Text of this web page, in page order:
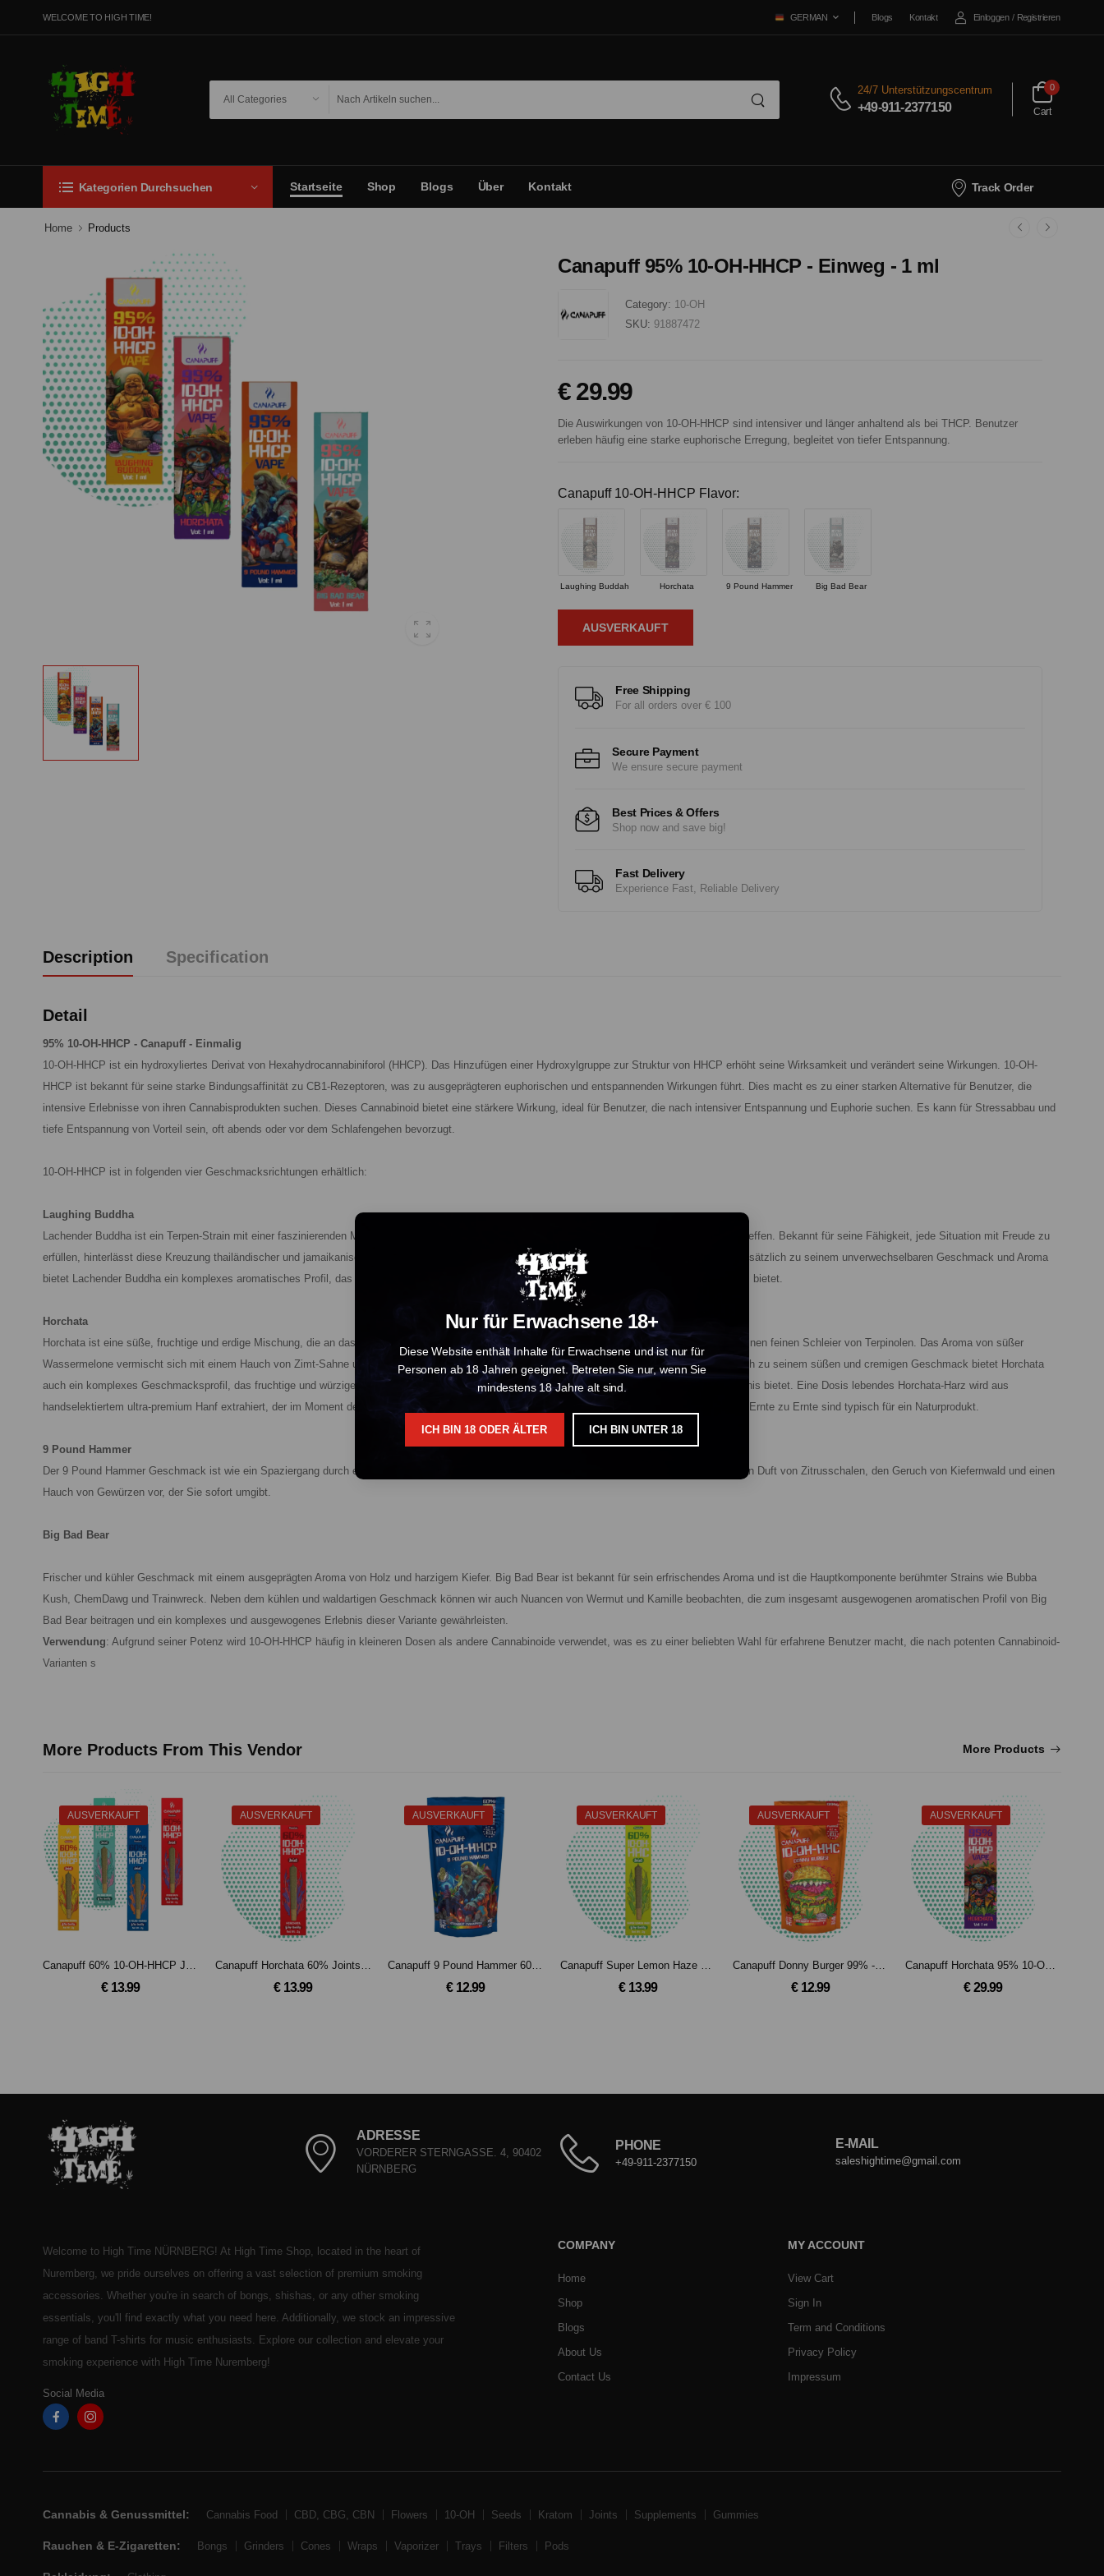
Nur für Erwachsene 18+
Diese Website enthält Inhalte für Erwachsene und ist nur für
Personen ab 18 Jahren geeignet. Betreten Sie nur, wenn Sie
mindestens 18 Jahre alt sind.
ICH BIN 18 ODER ÄLTER ICH BIN UNTER 18
WELCOME TO HIGH TIME! GERMAN Blogs Kontakt Einloggen / Registrieren
24/7 Unterstützungscentrum
+49-911-2377150
0
Cart
Kategorien Durchsuchen Startseite Shop Blogs Über Kontakt Track Order
Home Products
Canapuff 95% 10-OH-HHCP - Einweg - 1 ml
Category: 10-OH
SKU: 91887472
€ 29.99
Die Auswirkungen von 10-OH-HHCP sind intensiver und länger anhaltend als bei THCP. Benutzer
erleben häufig eine starke euphorische Erregung, begleitet von tiefer Entspannung.
Canapuff 10-OH-HHCP Flavor:
Laughing Buddah Horchata 9 Pound Hammer Big Bad Bear
AUSVERKAUFT
Free Shipping
For all orders over € 100
Secure Payment
We ensure secure payment
Best Prices & Offers
Shop now and save big!
Fast Delivery
Experience Fast, Reliable Delivery
Description Specification
Detail
95% 10-OH-HHCP - Canapuff - Einmalig
10-OH-HHCP ist ein hydroxyliertes Derivat von Hexahydrocannabiniforol (HHCP). Das Hinzufügen einer Hydroxylgruppe zur Struktur von HHCP erhöht seine Wirksamkeit und verändert seine Wirkungen. 10-OH-
HHCP ist bekannt für seine starke Bindungsaffinität zu CB1-Rezeptoren, was zu ausgeprägteren euphorischen und entspannenden Wirkungen führt. Dies macht es zu einer starken Alternative für Benutzer, die
intensive Erlebnisse von ihren Cannabisprodukten suchen. Dieses Cannabinoid bietet eine stärkere Wirkung, ideal für Benutzer, die nach intensiver Entspannung und Euphorie suchen. Es kann für Stressabbau und
tiefe Entspannung von Vorteil sein, oft abends oder vor dem Schlafengehen bevorzugt.
10-OH-HHCP ist in folgenden vier Geschmacksrichtungen erhältlich:
Laughing Buddha
Lachender Buddha ist ein Terpen-Strain mit einer faszinierenden Mischung aus schwarzem Lakritz und Gewürzen, die auf Zedern- und Dieselnoten treffen. Bekannt für seine Fähigkeit, jede Situation mit Freude zu
erfüllen, hinterlässt diese Kreuzung thailändischer und jamaikanischer Sorten ein Lächeln auf Ihrem Gesicht und eine Zimtwärme auf Ihrer Zunge. Zusätzlich zu seinem unverwechselbaren Geschmack und Aroma
bietet Lachender Buddha ein komplexes aromatisches Profil, das süße und würzige Noten umfasst und ein reichhaltiges und ausgewogenes Erlebnis bietet.
Horchata
Horchata ist eine süße, fruchtige und erdige Mischung, die an das traditionelle Getränk Horchata erinnert. Dieses cremige Dessertprofil bietet auch einen feinen Schleier von Terpinolen. Das Aroma von süßer
Wassermelone vermischt sich mit einem Hauch von Zimt-Sahne und Banane in dieser Kombination aus Jet Fuel Gelato und Mochi Gelato. Zusätzlich zu seinem süßen und cremigen Geschmack bietet Horchata
auch ein komplexes Geschmacksprofil, das fruchtige und würzige Noten umfasst und bei jedem Atemzug ein reichhaltiges und ausgewogenes Erlebnis bietet. Eine Dosis lebendes Horchata-Harz wird aus
handselektiertem ultra-premium Hanf extrahiert, der im Moment des maximalen aromatischen Ausdrucks geerntet wurde. Leichte Abweichungen von Ernte zu Ernte sind typisch für ein Naturprodukt.
9 Pound Hammer
Der 9 Pound Hammer Geschmack ist wie ein Spaziergang durch einen Wald voller Zitrusdüfte und würzigen Noten. Stellen Sie sich den erfrischenden Duft von Zitrusschalen, den Geruch von Kiefernwald und einen
Hauch von Gewürzen vor, der Sie sofort umgibt.
Big Bad Bear
Frischer und kühler Geschmack mit einem ausgeprägten Aroma von Holz und harzigem Kiefer. Big Bad Bear ist bekannt für sein erfrischendes Aroma und ist die Hauptkomponente berühmter Strains wie Bubba
Kush, ChemDawg und Trainwreck. Neben dem kühlen und waldartigen Geschmack können wir auch Nuancen von Wermut und Kamille beobachten, die zum insgesamt ausgewogenen aromatischen Profil von Big
Bad Bear beitragen und ein komplexes und ausgewogenes Erlebnis dieser Variante gewährleisten.
Verwendung: Aufgrund seiner Potenz wird 10-OH-HHCP häufig in kleineren Dosen als andere Cannabinoide verwendet, was es zu einer beliebten Wahl für erfahrene Benutzer macht, die nach potenten Cannabinoid-
Varianten s
More Products From This Vendor More Products
AUSVERKAUFT
€ 13.99
AUSVERKAUFT
€ 13.99
AUSVERKAUFT
€ 12.99
AUSVERKAUFT
€ 13.99
AUSVERKAUFT
€ 12.99
AUSVERKAUFT
€ 29.99
ADRESSE
VORDERER STERNGASSE. 4, 90402
NÜRNBERG
PHONE
+49-911-2377150
E-MAIL
saleshightime@gmail.com
Welcome to High Time NÜRNBERG! At High Time Shop, located in the heart of
Nuremberg, we pride ourselves on offering a vast selection of premium smoking
accessories. Whether you're in search of bongs, shishas, or any other smoking
essentials, you'll find exactly what you need here. Additionally, we stock an impressive
range of band T-shirts for music enthusiasts. Explore our collection and elevate your
smoking experience with High Time Nuremberg!
Social Media
COMPANY
Home
Shop
Blogs
About Us
Contact Us
MY ACCOUNT
View Cart
Sign In
Term and Conditions
Privacy Policy
Impressum
Cannabis & Genussmittel: Cannabis Food CBD, CBG, CBN Flowers 10-OH Seeds Kratom Joints Supplements Gummies
Rauchen & E-Zigaretten: Bongs Grinders Cones Wraps Vaporizer Trays Filters Pods